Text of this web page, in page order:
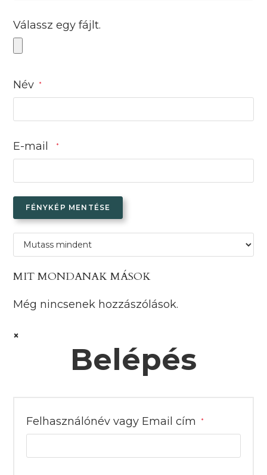
Válassz egy fájlt.
Név *
E-mail *
FÉNYKÉP MENTÉSE
MIT MONDANAK MÁSOK
Még nincsenek hozzászólások.
×
Belépés
Felhasználónév vagy Email cím *Kötelező